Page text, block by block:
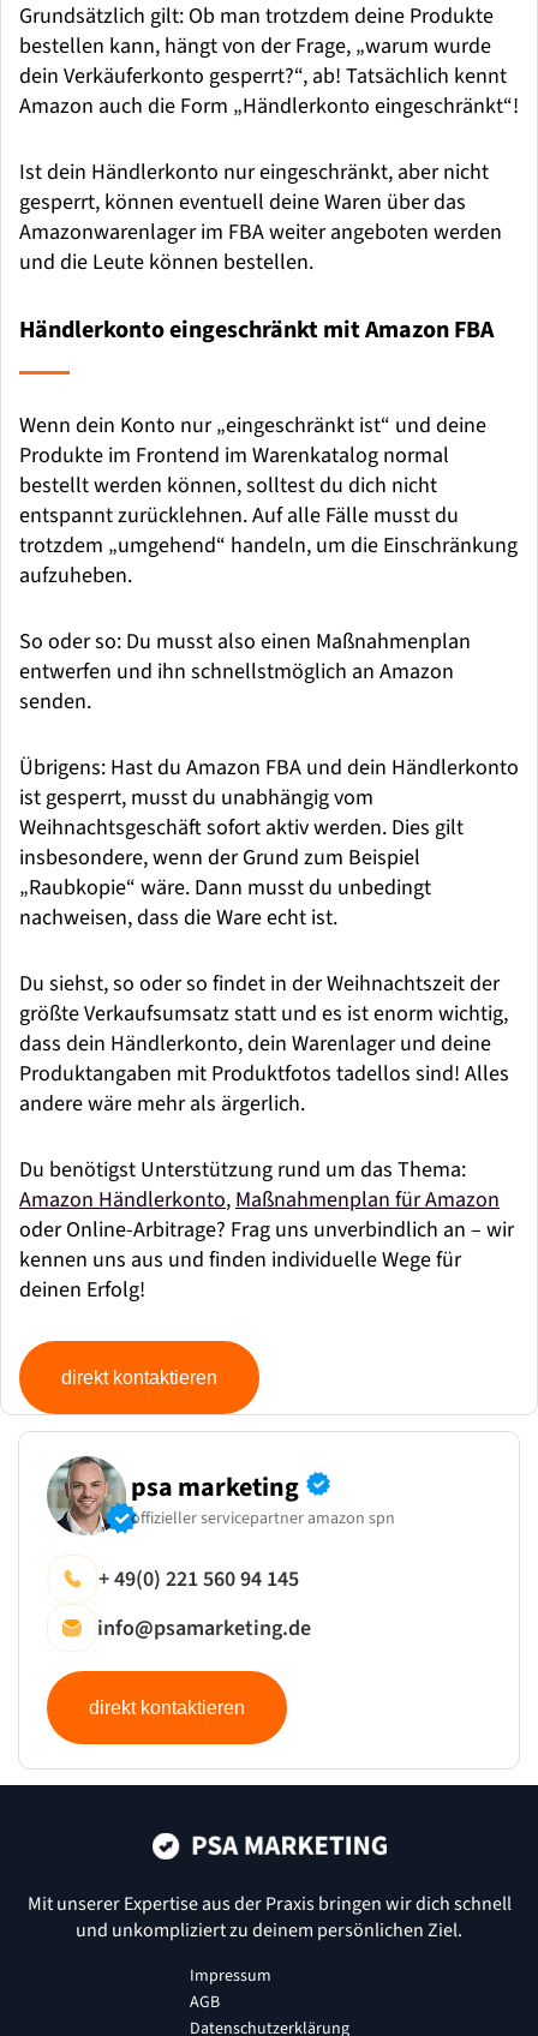
Grundsätzlich gilt: Ob man trotzdem deine Produkte
bestellen kann, hängt von der Frage, „warum wurde
dein Verkäuferkonto gesperrt?“, ab! Tatsächlich kennt
Amazon auch die Form „Händlerkonto eingeschränkt“!
Ist dein Händlerkonto nur eingeschränkt, aber nicht
gesperrt, können eventuell deine Waren über das
Amazonwarenlager im FBA weiter angeboten werden
und die Leute können bestellen.
Händlerkonto eingeschränkt mit Amazon FBA
Wenn dein Konto nur „eingeschränkt ist“ und deine
Produkte im Frontend im Warenkatalog normal
bestellt werden können, solltest du dich nicht
entspannt zurücklehnen. Auf alle Fälle musst du
trotzdem „umgehend“ handeln, um die Einschränkung
aufzuheben.
So oder so: Du musst also einen Maßnahmenplan
entwerfen und ihn schnellstmöglich an Amazon
senden.
Übrigens: Hast du Amazon FBA und dein Händlerkonto
ist gesperrt, musst du unabhängig vom
Weihnachtsgeschäft sofort aktiv werden. Dies gilt
insbesondere, wenn der Grund zum Beispiel
„Raubkopie“ wäre. Dann musst du unbedingt
nachweisen, dass die Ware echt ist.
Du siehst, so oder so findet in der Weihnachtszeit der
größte Verkaufsumsatz statt und es ist enorm wichtig,
dass dein Händlerkonto, dein Warenlager und deine
Produktangaben mit Produktfotos tadellos sind! Alles
andere wäre mehr als ärgerlich.
Du benötigst Unterstützung rund um das Thema:
Amazon Händlerkonto, Maßnahmenplan für Amazon
oder Online-Arbitrage? Frag uns unverbindlich an – wir
kennen uns aus und finden individuelle Wege für
deinen Erfolg!
direkt kontaktieren
psa marketing
offizieller servicepartner amazon spn
+ 49(0) 221 560 94 145
info@psamarketing.de
direkt kontaktieren
Impressum
AGB
Datenschutzerklärung
Mit unserer Expertise aus der Praxis bringen wir dich schnell
und unkompliziert zu deinem persönlichen Ziel.